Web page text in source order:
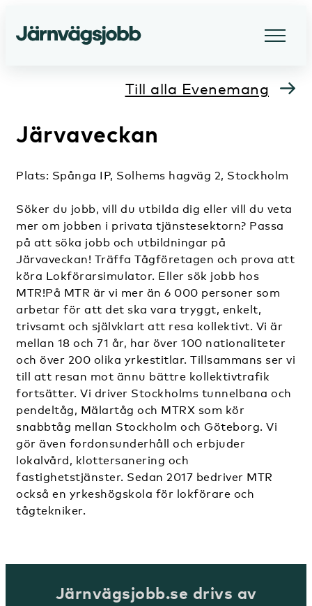
Till alla Evenemang
Järvaveckan
Plats: Spånga IP, Solhems hagväg 2, Stockholm
Söker du jobb, vill du utbilda dig eller vill du veta
mer om jobben i privata tjänstesektorn? Passa
på att söka jobb och utbildningar på
Järvaveckan! Träffa Tågföretagen och prova att
köra Lokförarsimulator. Eller sök jobb hos
MTR!På MTR är vi mer än 6 000 personer som
arbetar för att det ska vara tryggt, enkelt,
trivsamt och självklart att resa kollektivt. Vi är
mellan 18 och 71 år, har över 100 nationaliteter
och över 200 olika yrkestitlar. Tillsammans ser vi
till att resan mot ännu bättre kollektivtrafik
fortsätter. Vi driver Stockholms tunnelbana och
pendeltåg, Mälartåg och MTRX som kör
snabbtåg mellan Stockholm och Göteborg. Vi
gör även fordonsunderhåll och erbjuder
lokalvård, klottersanering och
fastighetstjänster. Sedan 2017 bedriver MTR
också en yrkeshögskola för lokförare och
tågtekniker.
Järnvägsjobb.se drivs av